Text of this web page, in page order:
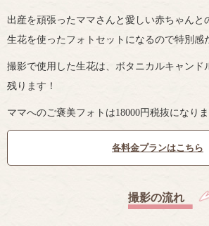
出産を頑張ったママさんと愛しい赤ちゃんと
生花を使ったフォトセットになるので特別感
撮影で使用した生花は、ボタニカルキャンド
残ります！
ママへのご褒美フォトは18000円税抜になりま
各料金プランはこちら
撮影の流れ